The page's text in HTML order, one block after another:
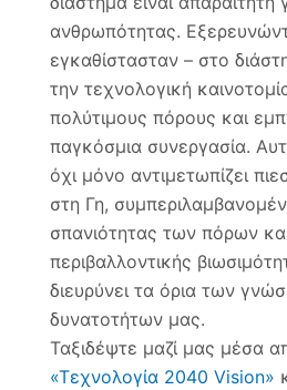
ανθρωπότητας.
εγκαθίστασταν – στο
την τεχνολογική
πολύτιμους πόρους και
παγκόσμια συνεργασία.
όχι μόνο αντιμετωπίζει
στη Γη,
σπανιότητας των πόρων
περιβαλλοντικής
διευρύνει τα όρια των
δυνατοτήτων μας.
Ταξιδέψτε μαζί μας μέσα
«Τεχνολογία 2040 Vision»